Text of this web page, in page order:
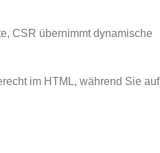
CSR übernimmt dynamische
im HTML, während Sie auf